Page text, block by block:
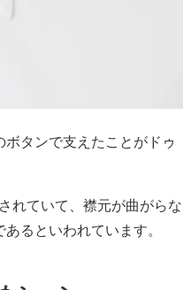
タンで支えたことがドゥ
れていて、襟元が曲がらな
るといわれています。